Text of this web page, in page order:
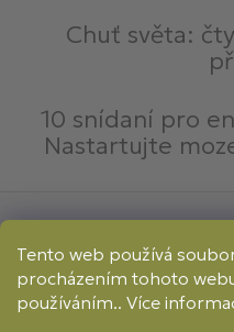
Tento web používá
procházením tohoto
používáním.. Více
Chuť světa:
10 snídaní pro
Nastartujte
Online